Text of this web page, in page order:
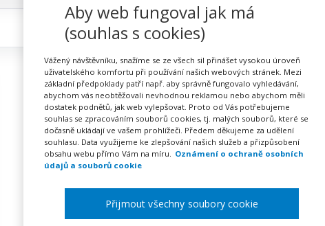
Požadovaná akce nebyla nalezena.
Aby web fungoval jak má
(souhlas s cookies)
Vážený návštěvníku, snažíme se ze všech sil přinášet vysokou úroveň
uživatelského komfortu při používání našich webových stránek. Mezi
základní předpoklady patří např. aby správně fungovalo vyhledávání,
abychom vás neobtěžovali nevhodnou reklamou nebo abychom měli
dostatek podnětů, jak web vylepšovat. Proto od Vás potřebujeme
souhlas se zpracováním souborů cookies, tj. malých souborů, které se
dočasně ukládají ve vašem prohlížeči. Předem děkujeme za udělení
souhlasu. Data využijeme ke zlepšování našich služeb a přizpůsobení
obsahu webu přímo Vám na míru. Oznámení o ochraně osobních
údajů a souborů cookie
Přijmout všechny soubory cookie